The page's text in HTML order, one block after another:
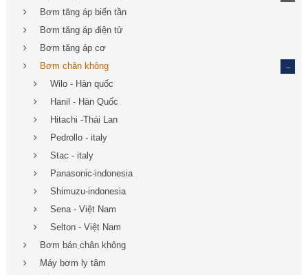
Bơm tăng áp biến tần
Bơm tăng áp điện tử
Bơm tăng áp cơ
Bơm chân không
Wilo - Hàn quốc
Hanil - Hàn Quốc
Hitachi -Thái Lan
Pedrollo - italy
Stac - italy
Panasonic-indonesia
Shimuzu-indonesia
Sena - Việt Nam
Selton - Việt Nam
Bơm bán chân không
Máy bơm ly tâm